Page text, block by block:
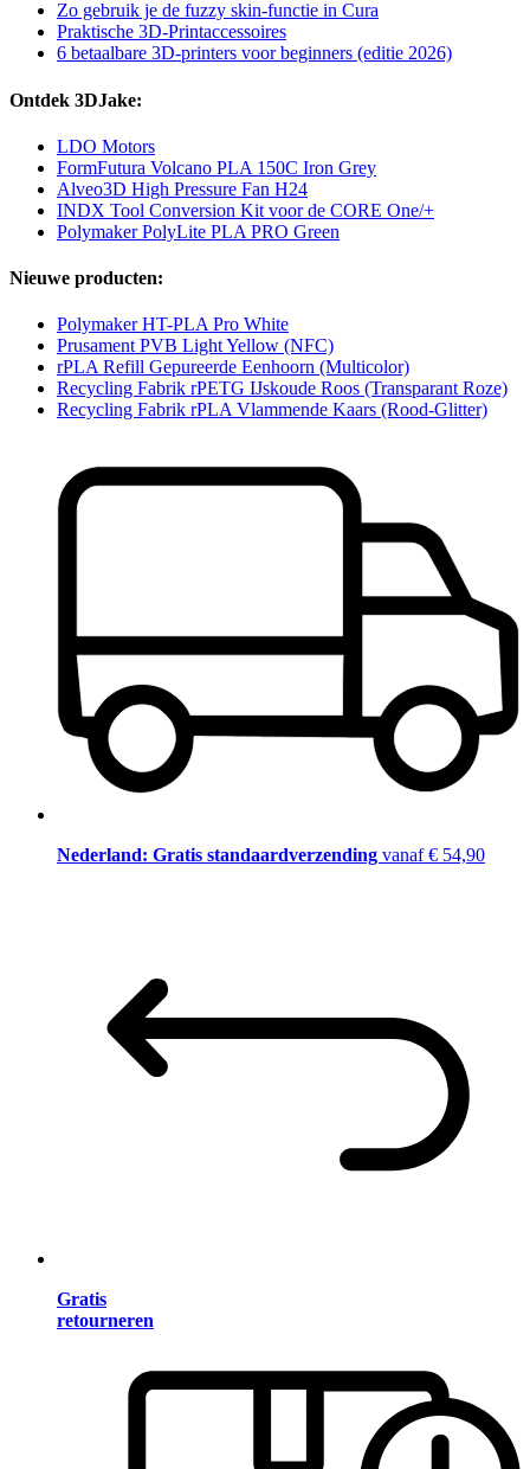
Zo gebruik je de fuzzy skin-functie in Cura
Praktische 3D-Printaccessoires
6 betaalbare 3D-printers voor beginners (editie 2026)
Ontdek 3DJake:
LDO Motors
FormFutura Volcano PLA 150C Iron Grey
Alveo3D High Pressure Fan H24
INDX Tool Conversion Kit voor de CORE One/+
Polymaker PolyLite PLA PRO Green
Nieuwe producten:
Polymaker HT-PLA Pro White
Prusament PVB Light Yellow (NFC)
rPLA Refill Gepureerde Eenhoorn (Multicolor)
Recycling Fabrik rPETG IJskoude Roos (Transparant Roze)
Recycling Fabrik rPLA Vlammende Kaars (Rood-Glitter)
Nederland: Gratis standaardverzending vanaf € 54,90
Gratis
retourneren